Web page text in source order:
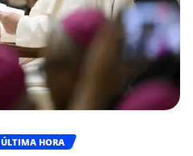
ÚLTIMA HORA